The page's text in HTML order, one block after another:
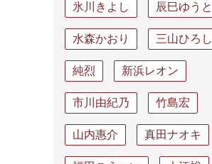
氷川きよし 辰巳ゆうと
水森かおり 三山ひろし
純烈 新浜レオン
市川由紀乃 竹島宏
山内惠介 真田ナオキ